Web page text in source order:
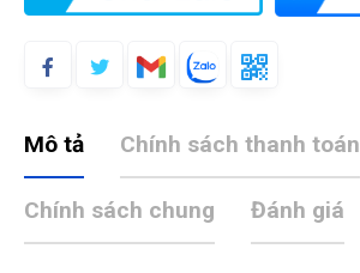
Mô tả Chính sách thanh toán
Chính sách chung Đánh giá